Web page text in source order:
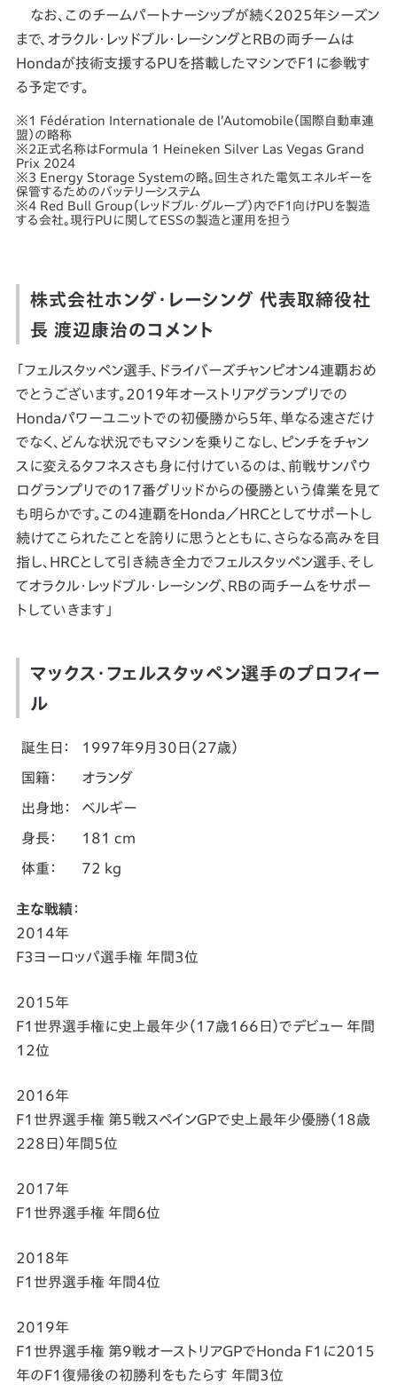
なお、このチームパートナーシップが続く2025年シーズン
まで、オラクル・レッドブル・レーシングとRBの両チームは
Hondaが技術支援するPUを搭載したマシンでF1に参戦す
る予定です。
※1 Fédération Internationale de lʼAutomobile（国際自動車連
盟）の略称
※2正式名称はFormula 1 Heineken Silver Las Vegas Grand
Prix 2024
※3 Energy Storage Systemの略。回生された電気エネルギーを
保管するためのバッテリーシステム
※4 Red Bull Group（レッドブル・グループ）内でF1向けPUを製造
する会社。現行PUに関してESSの製造と運用を担う
株式会社ホンダ・レーシング 代表取締役社
長 渡辺康治のコメント
「フェルスタッペン選手、ドライバーズチャンピオン４連覇おめ
でとうございます。2019年オーストリアグランプリでの
Hondaパワーユニットでの初優勝から5年、単なる速さだけ
でなく、どんな状況でもマシンを乗りこなし、ピンチをチャン
スに変えるタフネスさも身に付けているのは、前戦サンパウ
ログランプリでの17番グリッドからの優勝という偉業を見て
も明らかです。この４連覇をHonda／HRCとしてサポートし
続けてこられたことを誇りに思うとともに、さらなる高みを目
指し、HRCとして引き続き全力でフェルスタッペン選手、そし
てオラクル・レッドブル・レーシング、RBの両チームをサポー
トしていきます」
マックス・フェルスタッペン選手のプロフィー
ル
誕生日： 1997年9月30日（27歳）
国籍： オランダ
出身地： ベルギー
身長： 181 cm
体重： 72 kg
主な戦績：
2014年
F3ヨーロッパ選手権 年間3位
2015年
F1世界選手権に史上最年少（17歳166日）でデビュー 年間
12位
2016年
F1世界選手権 第5戦スペインGPで史上最年少優勝（18歳
228日）年間5位
2017年
F1世界選手権 年間6位
2018年
F1世界選手権 年間4位
2019年
F1世界選手権 第9戦オーストリアGPでHonda F1に2015
年のF1復帰後の初勝利をもたらす 年間3位